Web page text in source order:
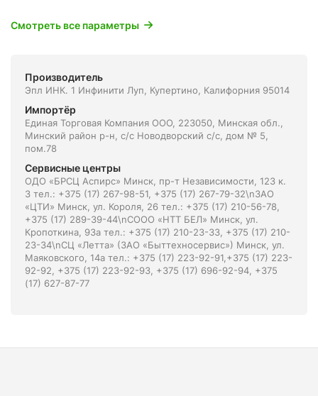
Смотреть все параметры
Производитель
Эпл ИНК. 1 Инфинити Луп, Купертино, Калифорния 95014
Импортёр
Единая Торговая Компания ООО, 223050, Минская обл.,
Минский район р-н, с/с Новодворский с/с, дом № 5,
пом.78
Сервисные центры
ОДО «БРСЦ Аспирс» Минск, пр-т Независимости, 123 к.
3 тел.: +375 (17) 267-98-51, +375 (17) 267-79-32\nЗАО
«ЦТИ» Минск, ул. Короля, 26 тел.: +375 (17) 210-56-78,
+375 (17) 289-39-44\nСООО «НТТ БЕЛ» Минск, ул.
Кропоткина, 93а тел.: +375 (17) 210-23-33, +375 (17) 210-
23-34\nСЦ «Летта» (ЗАО «Быттехносервис») Минск, ул.
Маяковского, 14а тел.: +375 (17) 223-92-91,+375 (17) 223-
92-92, +375 (17) 223-92-93, +375 (17) 696-92-94, +375
(17) 627-87-77